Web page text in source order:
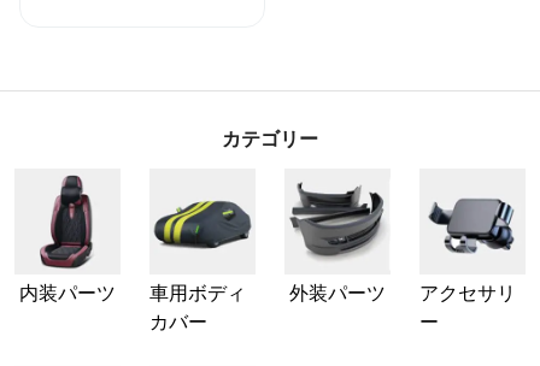
カテゴリー
内装パーツ
車用ボディ
カバー
外装パーツ
アクセサリ
ー